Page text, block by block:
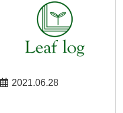
2021.06.28